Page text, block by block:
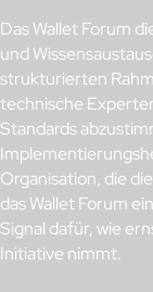
Das Wallet Forum
und
strukturierten
technische
Standards
Organisation, die
das Wallet Forum
Signal dafür, wie
Initiative nimmt.